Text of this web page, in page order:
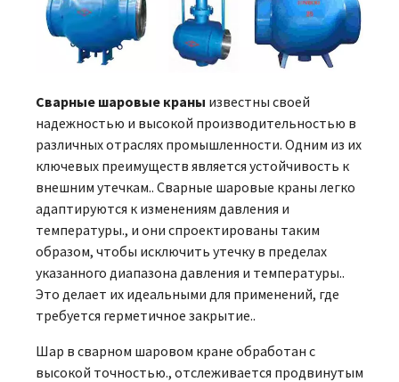
Сварные шаровые краны известны своей
надежностью и высокой производительностью в
различных отраслях промышленности. Одним из их
ключевых преимуществ является устойчивость к
внешним утечкам.. Сварные шаровые краны легко
адаптируются к изменениям давления и
температуры., и они спроектированы таким
образом, чтобы исключить утечку в пределах
указанного диапазона давления и температуры..
Это делает их идеальными для применений, где
требуется герметичное закрытие..
Шар в сварном шаровом кране обработан с
высокой точностью., отслеживается продвинутым